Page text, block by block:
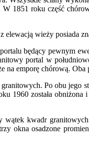
1851 roku część
wieży posiada
będący pewnym
portal w
na emporę chórową. Oba
Po obu jego
1960 została
kwadr
okna osadzone